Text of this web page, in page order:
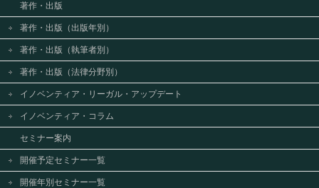
著作・出版
著作・出版（出版年別）
著作・出版（執筆者別）
著作・出版（法律分野別）
イノベンティア・リーガル・アップデート
イノベンティア・コラム
セミナー案内
開催予定セミナー一覧
開催年別セミナー一覧